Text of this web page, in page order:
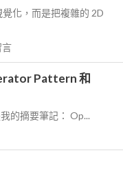
化，而是把複雜的 2D
言
Pattern 和
的摘要筆記： Op...